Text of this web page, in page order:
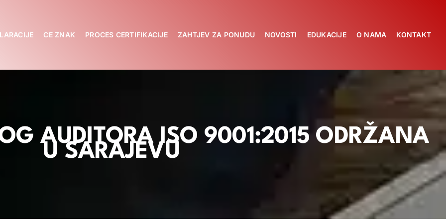
CE ZNAK PROCES CERTIFIKACIJE ZAHTJEV ZA PONUDU NOVOSTI EDUKACIJE O NAMA KONTAKT
AUDITORA ISO 9001:2015 ODRŽANA
U SARAJEVU